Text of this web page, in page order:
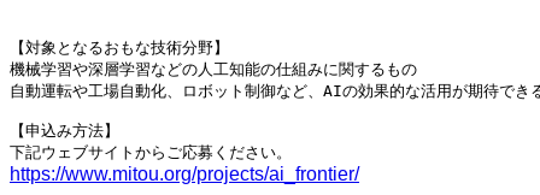
【対象となるおもな技術分野】
機械学習や深層学習などの人工知能の仕組みに関するもの
自動運転や工場自動化、ロボット制御など、AIの効果的な活用が期待でき
【申込み方法】
https://www.mitou.org/projects/ai_frontier/